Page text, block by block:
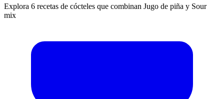
Explora 6 recetas de cócteles que combinan Jugo de piña y Sour
mix